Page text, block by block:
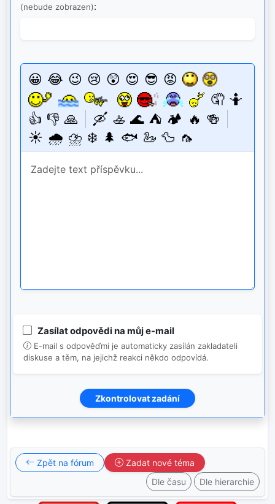
(nebude zobrazen):
😀 😂 😉 😢 😲 😍 😎 😡
🤦 🤷
👍 👎 🙏 🛶 🚣 🌊 ⛺ 🏕️ 🔥 🍻
☀️ 🌧️ ⛈️ ❄️ 🌲 🐟 🦢 🦆 🦟
Zasílat odpovědi na můj e-mail
E-mail s odpověďmi je automaticky zasílán zakladateli
diskuse a těm, na jejichž reakci někdo odpovídá.
Zpět na fórum
Zadat nové téma
Dle času
Dle hierarchie